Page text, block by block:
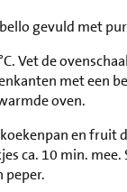
gevuld met
Vet de
met een
oven.
en fruit
ca. 10 min.
peper.